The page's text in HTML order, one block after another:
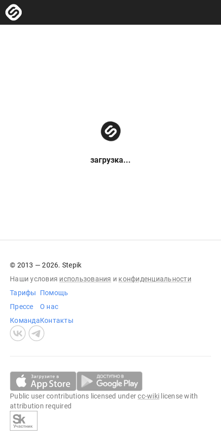
загрузка...
© 2013 — 2026. Stepik
Наши условия использования и конфиденциальности
Тарифы
Прессе
Команда
Помощь
О нас
Контакты
Public user contributions licensed undercc-wiki license with
attribution required